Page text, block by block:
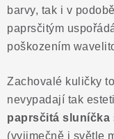
MISTROVSKÉ
Obchodní podmínky
Výkup minerálů a
Formulář pro
Formulář pro
barvy, tak i v
paprsčitým
poškozením
Zachovalé kuličky
nevypadají tak
paprsčitá sluníčka
(vyjimečně i světle